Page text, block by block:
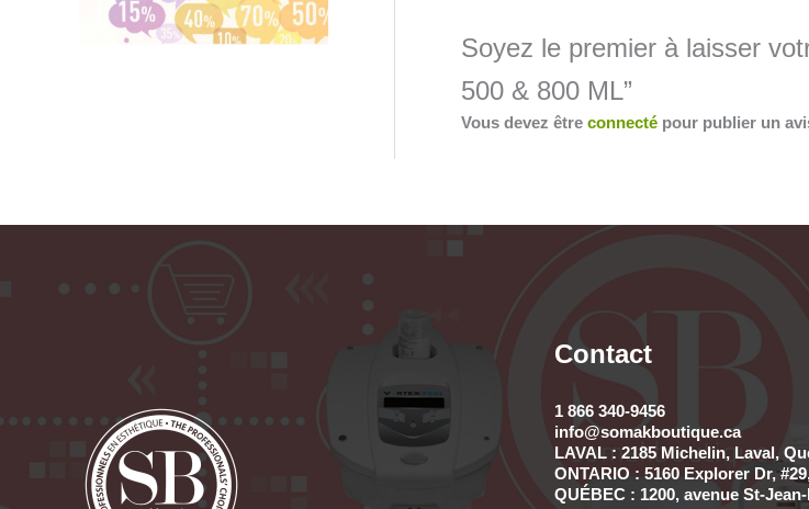
Soyez le premier à laisser
500 & 800 ML”
Vous devez être connecté pour publier un
Contact
1 866 340-9456
info@somakboutique.ca
LAVAL : 2185 Michelin, Laval,
ONTARIO : 5160 Explorer Dr,
QUÉBEC : 1200, avenue St-